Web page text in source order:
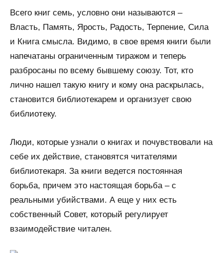
Всего книг семь, условно они называются –
Власть, Память, Ярость, Радость, Терпение, Сила
и Книга смысла. Видимо, в свое время книги были
напечатаны ограниченным тиражом и теперь
разбросаны по всему бывшему союзу. Тот, кто
лично нашел такую книгу и кому она раскрылась,
становится библиотекарем и организует свою
библиотеку.
Люди, которые узнали о книгах и почувствовали на
себе их действие, становятся читателями
библиотекаря. За книги ведется постоянная
борьба, причем это настоящая борьба – с
реальными убийствами. А еще у них есть
собственный Совет, который регулирует
взаимодействие читален.